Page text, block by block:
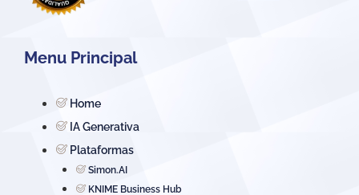
Menu Principal
Home
IA Generativa
Plataformas
Simon.AI
KNIME Business Hub